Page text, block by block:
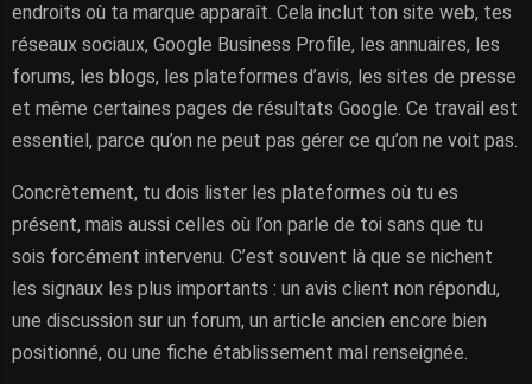
endroits où ta marque apparaît. Cela inclut ton site web, tes
réseaux sociaux, Google Business Profile, les annuaires, les
forums, les blogs, les plateformes d’avis, les sites de presse
et même certaines pages de résultats Google. Ce travail est
essentiel, parce qu’on ne peut pas gérer ce qu’on ne voit pas.
Concrètement, tu dois lister les plateformes où tu es
présent, mais aussi celles où l’on parle de toi sans que tu
sois forcément intervenu. C’est souvent là que se nichent
les signaux les plus importants : un avis client non répondu,
une discussion sur un forum, un article ancien encore bien
positionné, ou une fiche établissement mal renseignée.